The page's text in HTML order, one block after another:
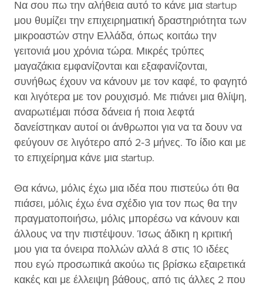
Να σου πω την αλήθεια αυτό το κάνε μια startup
μου θυμίζει την επιχειρηματική δραστηριότητα των
μικροαστών στην Ελλάδα, όπως κοιτάω την
γειτονιά μου χρόνια τώρα. Μικρές τρύπες
μαγαζάκια εμφανίζονται και εξαφανίζονται,
συνήθως έχουν να κάνουν με τον καφέ, το φαγητό
και λιγότερα με τον ρουχισμό. Με πιάνει μια θλίψη,
αναρωτιέμαι πόσα δάνεια ή ποια λεφτά
δανείστηκαν αυτοί οι άνθρωποι για να τα δουν να
φεύγουν σε λιγότερο από 2-3 μήνες. Το ίδιο και με
το επιχείρημα κάνε μια startup.
Θα κάνω, μόλις έχω μια ιδέα που πιστεύω ότι θα
πιάσει, μόλις έχω ένα σχέδιο για τον πως θα την
πραγματοποιήσω, μόλις μπορέσω να κάνουν και
άλλους να την πιστέψουν. Ίσως άδικη η κριτική
μου για τα όνειρα πολλών αλλά 8 στις 10 ιδέες
που εγώ προσωπικά ακούω τις βρίσκω εξαιρετικά
κακές και με έλλειψη βάθους, από τις άλλες 2 που